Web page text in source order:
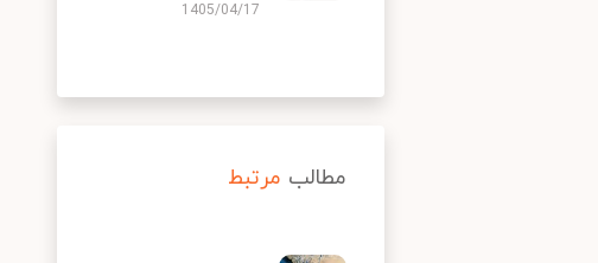
1405/04/17
مطالب مرتبط